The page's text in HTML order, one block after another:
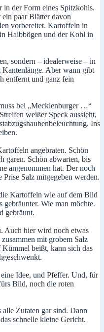
der Form eines Spitzkohls.
paar Blätter davon
vorbereitet. Kartoffeln in
Halbbögen und der Kohl in
sondern – idealerweise – in
Kantenlänge. Aber wann gibt
entfernt und ganz fein
bei „Mecklenburger …“
weißer Speck aussieht,
Ins
angebraten. Schön
garen. Schön abwarten, bis
angenommen hat. Der noch
Prise Salz mitgegeben werden.
Kartoffeln wie auf dem Bild
gebräunter. Wie man möchte.
gebräunt.
Auch hier wird noch etwas
mit grobem Salz
beißt, kann sich das
Idee, und Pfeffer. Und, für
Bild, noch die roten
Zutaten gar sind. Dann
schnelle kleine Gericht.